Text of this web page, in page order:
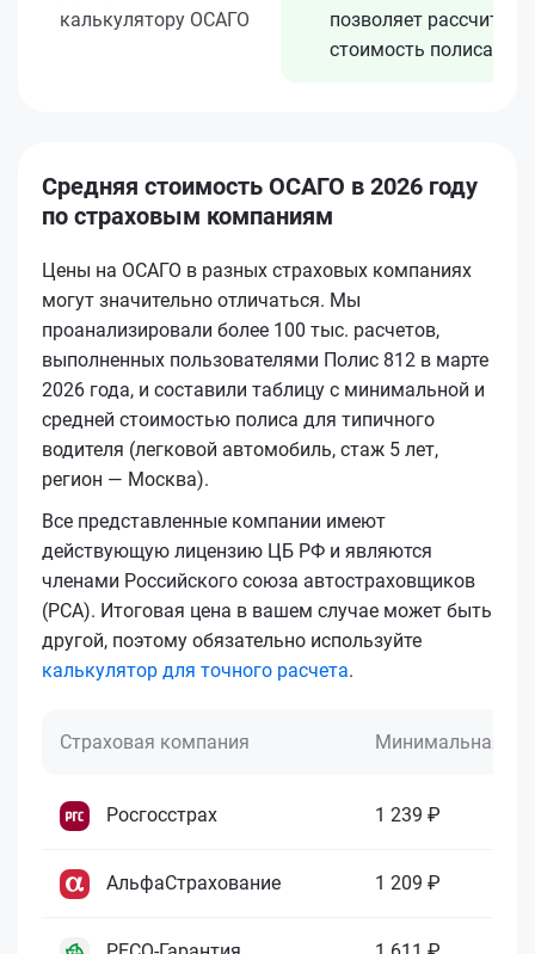
калькулятору ОСАГО
позволяет рассчитать
стоимость полиса
Средняя стоимость ОСАГО в 2026 году
по страховым компаниям
Цены на ОСАГО в разных страховых компаниях
могут значительно отличаться. Мы
проанализировали более 100 тыс. расчетов,
выполненных пользователями Полис 812 в марте
2026 года, и составили таблицу с минимальной и
средней стоимостью полиса для типичного
водителя (легковой автомобиль, стаж 5 лет,
регион — Москва).
Все представленные компании имеют
действующую лицензию ЦБ РФ и являются
членами Российского союза автостраховщиков
(РСА). Итоговая цена в вашем случае может быть
другой, поэтому обязательно используйте
калькулятор для точного расчета.
Страховая компания Минимальная
Росгосстрах 1 239 ₽
АльфаСтрахование 1 209 ₽